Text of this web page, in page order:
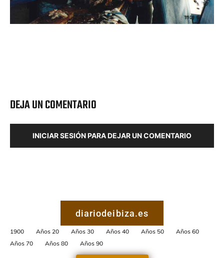
DEJA UN COMENTARIO
INICIAR SESIÓN PARA DEJAR UN COMENTARIO
diariodeibiza.es
1900 Años 20 Años 30 Años 40 Años 50
Años 60
Años 70
Años 80 Años 90